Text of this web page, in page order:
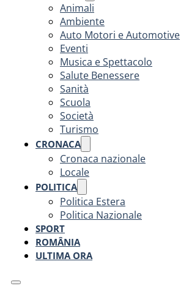
Animali
Ambiente
Auto Motori e Automotive
Eventi
Musica e Spettacolo
Salute Benessere
Sanità
Scuola
Società
Turismo
CRONACA
Cronaca nazionale
Locale
POLITICA
Politica Estera
Politica Nazionale
SPORT
ROMÂNIA
ULTIMA ORA